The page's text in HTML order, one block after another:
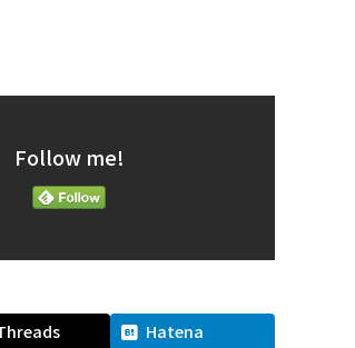
Follow me!
Hatena